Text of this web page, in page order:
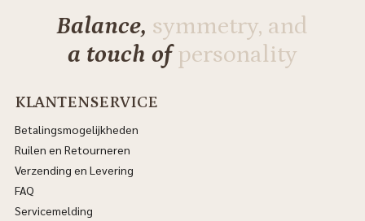
Balance, symmetry, and
a touch ofpersonality
KLANTENSERVICE
Betalingsmogelijkheden
Ruilen en Retourneren
Verzending en Levering
FAQ
Servicemelding